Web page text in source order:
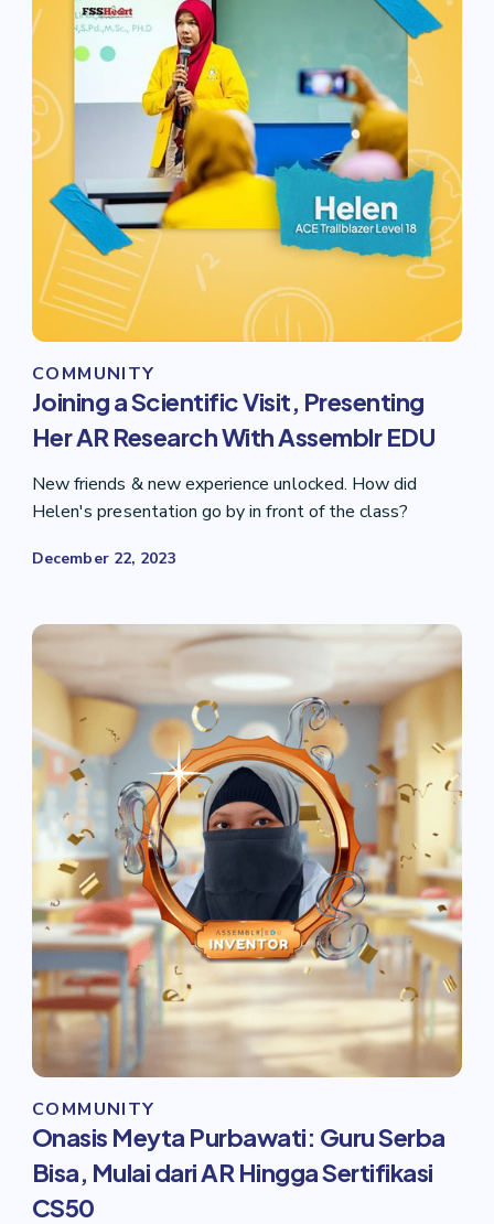
COMMUNITY
Joining a Scientific Visit, Presenting
Her AR Research With Assemblr EDU
New friends & new experience unlocked. How did
Helen's presentation go by in front of the class?
December 22, 2023
COMMUNITY
Onasis Meyta Purbawati: Guru Serba
Bisa, Mulai dari AR Hingga Sertifikasi
CS50